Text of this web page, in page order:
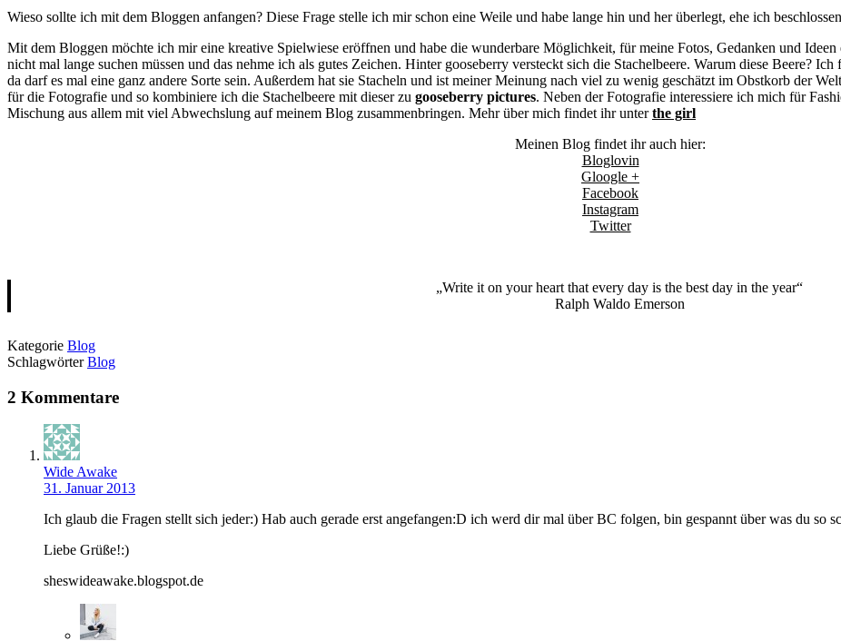
Wieso sollte ich mit dem Bloggen anfangen? Diese Frage stelle ich mir schon eine Weile und habe lange hin und her überlegt, ehe ich
Mit dem Bloggen möchte ich mir eine kreative Spielwiese eröffnen und habe die wunderbare Möglichkeit, für meine Fotos, Gedanken und
nicht mal lange suchen müssen und das nehme ich als gutes Zeichen. Hinter gooseberry versteckt sich die Stachelbeere. Warum diese Beere?
da darf es mal eine ganz andere Sorte sein. Außerdem hat sie Stacheln und ist meiner Meinung nach viel zu wenig geschätzt im Obstkorb der
für die Fotografie und so kombiniere ich die Stachelbeere mit dieser zu gooseberry pictures. Neben der Fotografie interessiere ich mich für
Mischung aus allem mit viel Abwechslung auf meinem Blog zusammenbringen. Mehr über mich findet ihr unterthe girl
Meinen Blog findet ihr auch hier:
Bloglovin
Gloogle +
Facebook
Instagram
Twitter
„Write it on your heart that every day is the best day in the year“
Ralph Waldo Emerson
Kategorie Blog
SchlagwörterBlog
2 Kommentare
Wide Awake
31. Januar 2013
Ich glaub die Fragen stellt sich jeder:) Hab auch gerade erst angefangen:D ich werd dir mal über BC folgen, bin gespannt über was du so
Liebe Grüße!:)
sheswideawake.blogspot.de